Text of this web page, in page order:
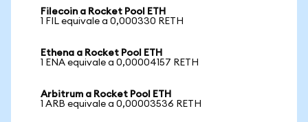
Filecoin a Rocket Pool ETH
1 FIL equivale a 0,000330 RETH
Ethena a Rocket Pool ETH
1 ENA equivale a 0,00004157 RETH
Arbitrum a Rocket Pool ETH
1 ARB equivale a 0,00003536 RETH